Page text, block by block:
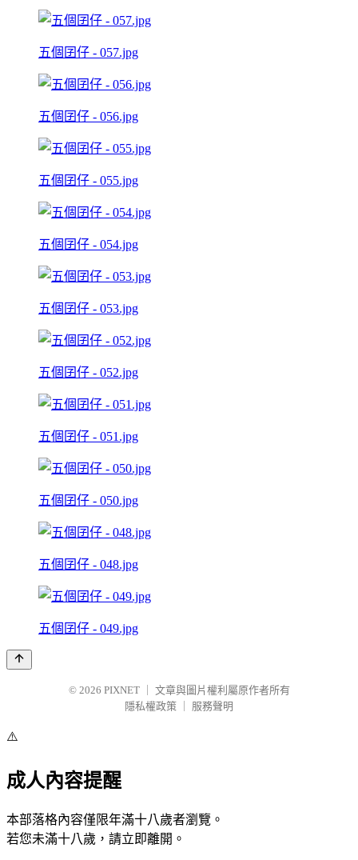
五個囝仔 - 057.jpg
五個囝仔 - 056.jpg
五個囝仔 - 055.jpg
五個囝仔 - 054.jpg
五個囝仔 - 053.jpg
五個囝仔 - 052.jpg
五個囝仔 - 051.jpg
五個囝仔 - 050.jpg
五個囝仔 - 048.jpg
五個囝仔 - 049.jpg
© 2026 PIXNET
文章與圖片權利屬原作者所有
隱私權政策
服務聲明
⚠️
成人內容提醒
本部落格內容僅限年滿十八歲者瀏覽。
若您未滿十八歲，請立即離開。